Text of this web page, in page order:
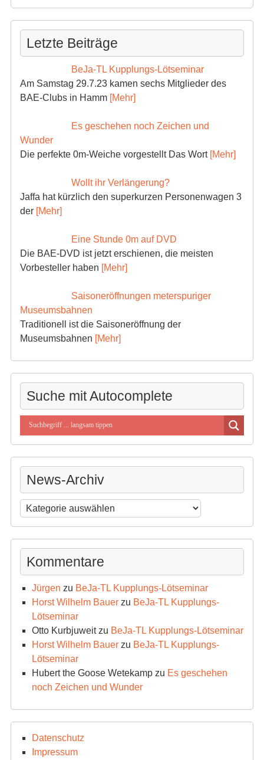
Letzte Beiträge
BeJa-TL Kupplungs-Lötseminar
Am Samstag 29.7.23 kamen sechs Mitglieder des
BAE-Clubs in Hamm [Mehr]
Es geschehen noch Zeichen und
Wunder
Die perfekte 0m-Weiche vorgestellt Das Wort [Mehr]
Wollt ihr Verlängerung?
Jaffa hat kürzlich den superkurzen Personenwagen 3
der [Mehr]
Eine Stunde 0m auf DVD
Die BAE-DVD ist jetzt erschienen, die meisten
Vorbesteller haben [Mehr]
Saisoneröffnungen meterspuriger
Museumsbahnen
Traditionell ist die Saisoneröffnung der
Museumsbahnen [Mehr]
Suche mit Autocomplete
News-Archiv
News-
Archiv
Kommentare
Jürgen zu BeJa-TL Kupplungs-Lötseminar
Horst Wilhelm Bauerzu BeJa-TL Kupplungs-
Lötseminar
Otto Kurbjuweitzu BeJa-TL Kupplungs-Lötseminar
Horst Wilhelm Bauerzu BeJa-TL Kupplungs-
Lötseminar
Hubert the Goose Wetekampzu Es geschehen
noch Zeichen und Wunder
Datenschutz
Impressum